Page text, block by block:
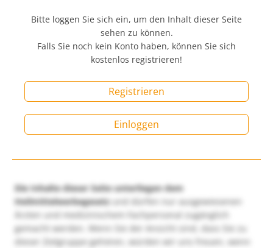
Bitte loggen Sie sich ein, um den Inhalt dieser Seite
sehen zu können.
Falls Sie noch kein Konto haben, können Sie sich
kostenlos registrieren!
Registrieren
Einloggen
Die Inhalte dieser Seite unterliegen dem
Heilmittelwerbegesetzund dürfen nur ausgewiesenen
Ärzten und medizinischem Fachpersonal zugänglich
gemacht werden. Wenn Sie der Ansicht sind, dass Sie zu
dieser Zielgruppe gehören, würden wir uns freuen, wenn